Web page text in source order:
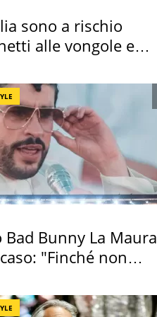
sono a rischio
alle vongole e
Bad Bunny La Maura
"Finché non